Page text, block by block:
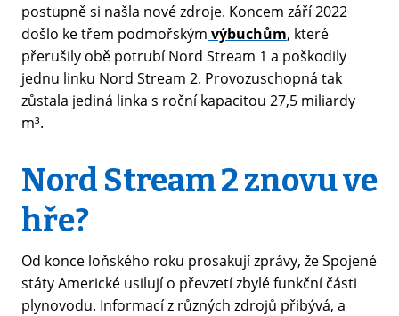
postupně si našla nové zdroje. Koncem září 2022
došlo ke třem podmořským výbuchům, které
přerušily obě potrubí Nord Stream 1 a poškodily
jednu linku Nord Stream 2. Provozuschopná tak
zůstala jediná linka s roční kapacitou 27,5 miliardy
m³.
Nord Stream 2 znovu ve
hře?
Od konce loňského roku prosakují zprávy, že Spojené
státy Americké usilují o převzetí zbylé funkční části
plynovodu. Informací z různých zdrojů přibývá, a